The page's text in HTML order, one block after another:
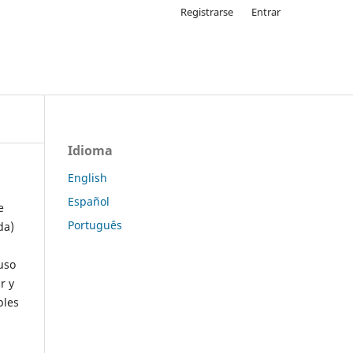
Registrarse Entrar
y
Idioma
English
Español
Português